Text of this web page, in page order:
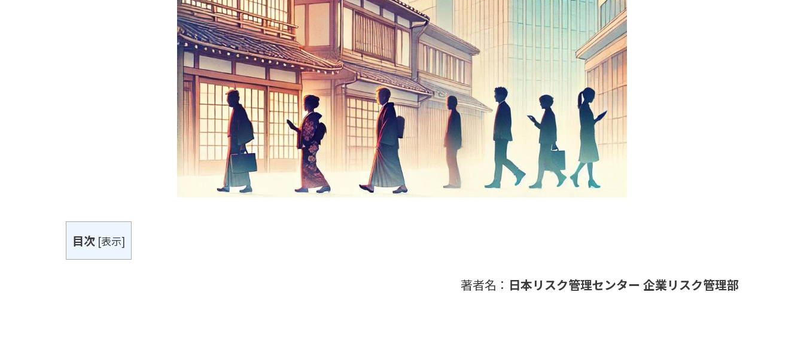
目次 [表示]
著者名： 日本リスク管理センター 企業リスク管理部